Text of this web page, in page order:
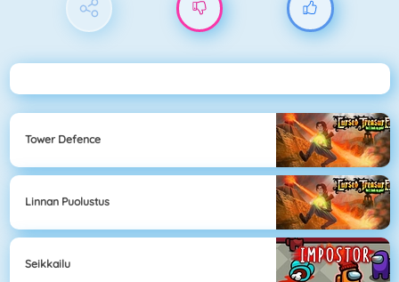
Tower Defence
Linnan Puolustus
Seikkailu